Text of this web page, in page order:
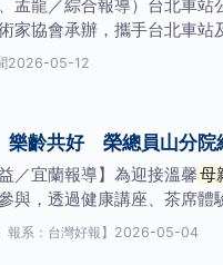
、孟龍／綜合報導）台北車站
家協會承辦，攜手台北車
位音樂
2026-05-12
齡共好 榮總員山分院
／宜蘭報導】為迎接溫馨母
與，透過健康講座、茶席
報系：台灣好報】 2026-05-04